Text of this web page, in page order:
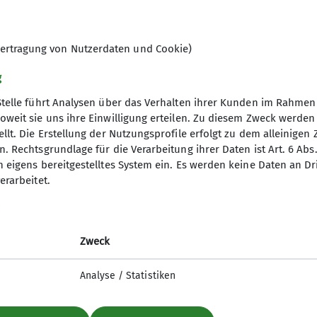
Beim Wandern hat man stets Gelegenheit,
wir möglichst Fahrgemeinschaften zu
noch ein. Das angebotene Wanderspektrum
sportlich“, sodass für jeden Geschmack und jede
in unsere sektionseigene Hütte in Heimbach-
Abende auf der Hütte genießen wir dabei
z. B. in den Harz, an Rhein und Mosel,
Programm.
willkommen, auch Neulinge, die noch nicht
im Monat im Kletterheim im Landschaftspark
NRW
Service
von Nutzerdaten und Cookie)
führt Analysen über das Verhalten ihrer Kunden im
sie uns ihre Einwilligung erteilen. Zu diesem Zweck
Die Erstellung der Nutzungsprofile erfolgt zu dem alleinigen
Rechtsgrundlage für die Verarbeitung ihrer Daten ist Art. 6
eigens bereitgestelltes System ein. Es werden keine Daten an
Zweck
Analyse / Statistiken